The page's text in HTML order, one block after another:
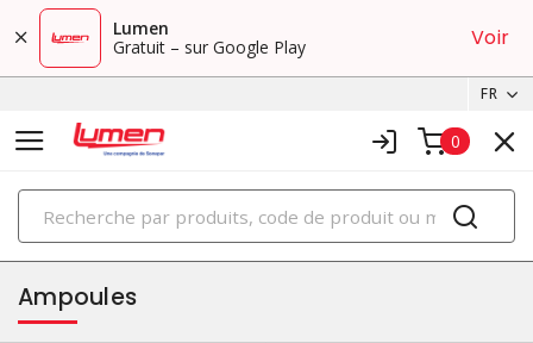
Lumen
Gratuit – sur Google Play
Voir
FR
0
PRODUITS
éclairage
Ampoules